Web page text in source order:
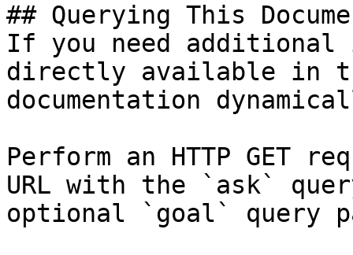
## Querying This
If you need
directly available in
documentation
Perform an HTTP GET
URL with the `ask`
optional `goal` query